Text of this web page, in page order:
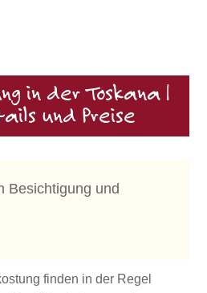
in der Toskana |
und Preise
Besichtigung und
finden in der Regel